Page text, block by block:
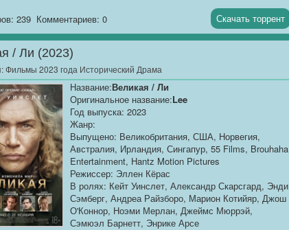
Размер:1.37 GB
Драма на основе реальных событий...
239 Комментариев: 0 Скачать торрент
/ Ли (2023)
Фильмы 2023 года Исторический Драма
Название:Великая / Ли
Оригинальное название:Lee
Год выпуска: 2023
Жанр:
Выпущено: Великобритания, США, Норвегия,
Австралия, Ирландия, Сингапур, 55 Films, Brouhaha
Entertainment, Hantz Motion Pictures
Режиссер: Эллен Кёрас
В ролях: Кейт Уинслет, Александр Скарсгард, Энди
Сэмберг, Андреа Райзборо, Марион Котийяр, Джош
О'Коннор, Ноэми Мерлан, Джеймс Мюррэй,
Сэмюэл Барнетт, Энрике Арсе